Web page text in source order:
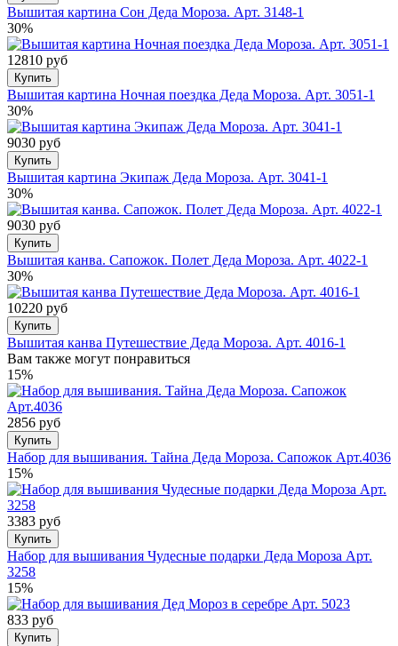
Вышитая картина Сон Деда Мороза. Арт. 3148-1
30%
12810 руб
Купить
Вышитая картина Ночная поездка Деда Мороза. Арт. 3051-1
30%
9030 руб
Купить
Вышитая картина Экипаж Деда Мороза. Арт. 3041-1
30%
9030 руб
Купить
Вышитая канва. Сапожок. Полет Деда Мороза. Арт. 4022-1
30%
10220 руб
Купить
Вышитая канва Путешествие Деда Мороза. Арт. 4016-1
Вам также могут понравиться
15%
2856 руб
Купить
Набор для вышивания. Тайна Деда Мороза. Сапожок Арт.4036
15%
3383 руб
Купить
Набор для вышивания Чудесные подарки Деда Мороза Арт.
3258
15%
833 руб
Купить